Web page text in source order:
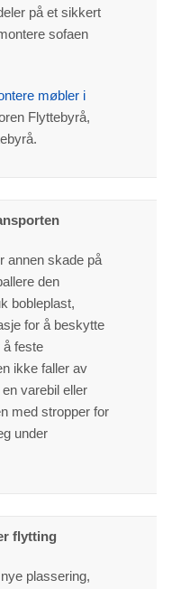
på et sikkert
sofaen
møbler i
Flyttebyrå,
annen skade på
den
bobleplast,
for å beskytte
å feste
ikke faller av
varebil eller
med stropper for
under
flytting
plassering,